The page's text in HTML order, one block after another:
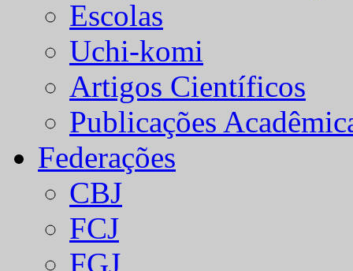
Escolas
Uchi-komi
Artigos Científicos
Publicações
Federações
CBJ
FCJ
FGJ